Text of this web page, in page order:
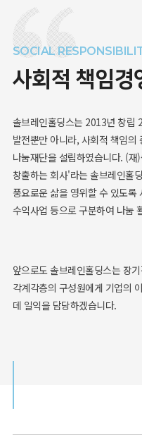
SOCIAL
사회적 책임경
솔브레인홀딩스는 2013년 창립
발전뿐만 아니라, 사회적 책임의
나눔재단을 설립하였습니다. (
창출하는 회사'라는 솔브레인홀
풍요로운 삶을 영위할 수 있도
수익사업 등으로 구분하여 나눔
앞으로도 솔브레인홀딩스는 장
각계각층의 구성원에게 기업의
데 일익을 담당하겠습니다.